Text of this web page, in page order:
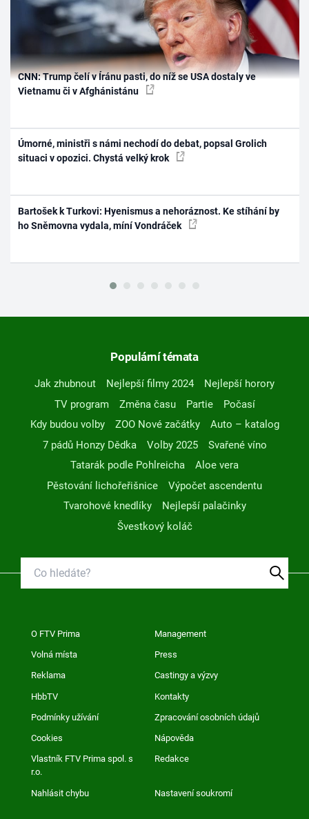
CNN: Trump čelí v Íránu pasti, do níž se USA dostaly ve
Vietnamu či v Afghánistánu
Úmorné, ministři s námi nechodí do debat, popsal Grolich
situaci v opozici. Chystá velký krok
Bartošek k Turkovi: Hyenismus a nehoráznost. Ke stíhání by
ho Sněmovna vydala, míní Vondráček
Populární témata
Jak zhubnout Nejlepší filmy 2024
Nejlepší horory
TV program
Změna času Partie
Počasí
Kdy budou volby
ZOO Nové začátky
Auto – katalog
7 pádů Honzy Dědka
Volby 2025
Svařené víno
Tatarák podle Pohlreicha
Aloe vera
Pěstování lichořeřišnice
Výpočet ascendentu
Tvarohové knedlíky
Nejlepší palačinky
Švestkový koláč
O FTV Prima Management
Volná místa Press
Reklama Castingy a výzvy
HbbTV Kontakty
Podmínky užívání Zpracování osobních údajů
Cookies Nápověda
Vlastník FTV Prima spol. s
r.o.
Redakce
Nahlásit chybu Nastavení soukromí